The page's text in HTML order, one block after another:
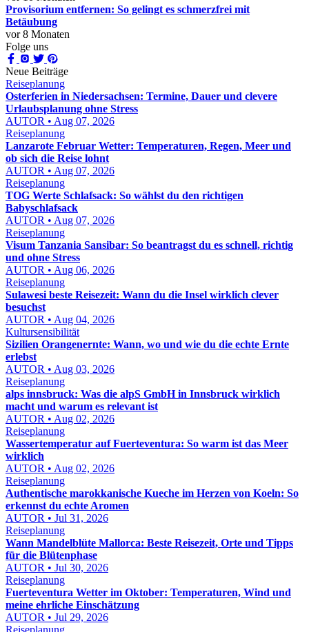
Provisorium entfernen: So gelingt es schmerzfrei mit
Betäubung
vor 8 Monaten
Folge uns
Neue Beiträge
Reiseplanung
Osterferien in Niedersachsen: Termine, Dauer und clevere
Urlaubsplanung ohne Stress
AUTOR • Aug 07, 2026
Reiseplanung
Lanzarote Februar Wetter: Temperaturen, Regen, Meer und
ob sich die Reise lohnt
AUTOR • Aug 07, 2026
Reiseplanung
TOG Werte Schlafsack: So wählst du den richtigen
Babyschlafsack
AUTOR • Aug 07, 2026
Reiseplanung
Visum Tanzania Sansibar: So beantragst du es schnell, richtig
und ohne Stress
AUTOR • Aug 06, 2026
Reiseplanung
Sulawesi beste Reisezeit: Wann du die Insel wirklich clever
besuchst
AUTOR • Aug 04, 2026
Kultursensibilität
Sizilien Orangenernte: Wann, wo und wie du die echte Ernte
erlebst
AUTOR • Aug 03, 2026
Reiseplanung
alps innsbruck: Was die alpS GmbH in Innsbruck wirklich
macht und warum es relevant ist
AUTOR • Aug 02, 2026
Reiseplanung
Wassertemperatur auf Fuerteventura: So warm ist das Meer
wirklich
AUTOR • Aug 02, 2026
Reiseplanung
Authentische marokkanische Kueche im Herzen von Koeln: So
erkennst du echte Aromen
AUTOR • Jul 31, 2026
Reiseplanung
Wann Mandelblüte Mallorca: Beste Reisezeit, Orte und Tipps
für die Blütenphase
AUTOR • Jul 30, 2026
Reiseplanung
Fuerteventura Wetter im Oktober: Temperaturen, Wind und
meine ehrliche Einschätzung
AUTOR • Jul 29, 2026
Reiseplanung